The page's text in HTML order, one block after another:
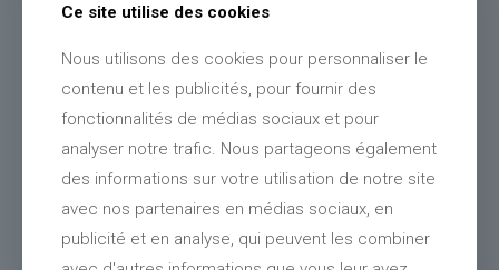
Ce site utilise des cookies
Nous utilisons des cookies pour personnaliser le
contenu et les publicités, pour fournir des
fonctionnalités de médias sociaux et pour
analyser notre trafic. Nous partageons également
des informations sur votre utilisation de notre site
avec nos partenaires en médias sociaux, en
publicité et en analyse, qui peuvent les combiner